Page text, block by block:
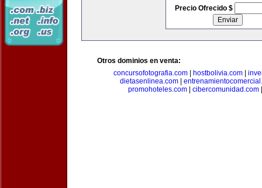
Precio Ofrecido $
Otros dominios en venta:
concursofotografia.com| hostbolivia.com|
dietasenlinea.com|
promohoteles.com
cibercomunidad.com